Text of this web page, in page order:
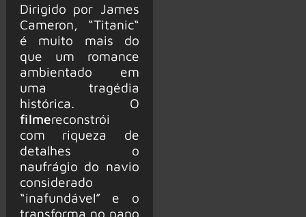
Dirigido por James
Cameron, “Titanic“
é muito mais do
que um romance
ambientado em
uma tragédia
histórica. O
filmereconstrói
com riqueza de
detalhes o
naufrágio do navio
considerado
“inafundável” e o
transforma no pano